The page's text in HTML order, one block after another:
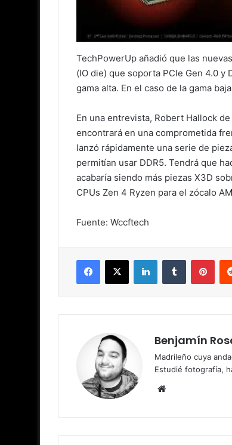
TechPowerUp añadió que las
(IO die) que soporta PCIe Gen 4.0 y
gama alta. En el caso de la gama
En una entrevista, Robert Hallock
encontrará en una comprometida
lanzó rápidamente una serie de
permitían usar DDR5. Tendrá que
acabaría siendo más piezas X3D
CPUs Zen 4 Ryzen para el zócalo
Fuente: Wccftech
Facebook
X LinkedInTumblr
Benjamín
Madrileño cuya
Estudié fotografía,